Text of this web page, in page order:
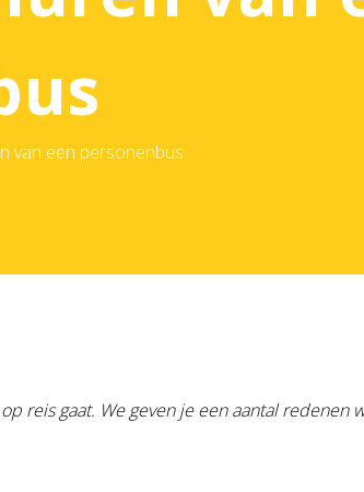
van een personenbus
reis gaat. We geven je een aantal redenen